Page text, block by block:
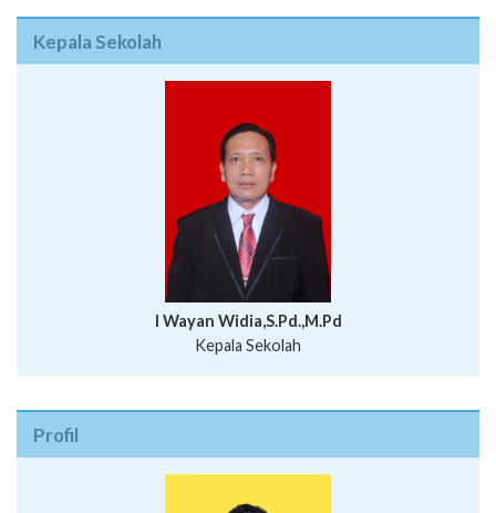
Kepala Sekolah
I Wayan Widia,S.Pd.,M.Pd
Kepala Sekolah
Profil